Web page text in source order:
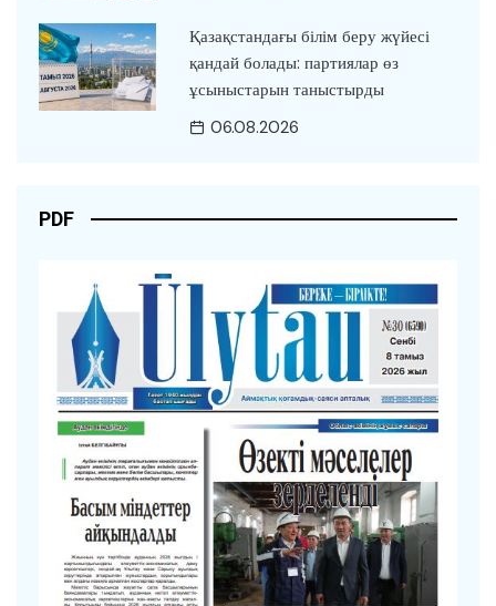
Қазақстандағы білім беру жүйесі
қандай болады: партиялар өз
ұсыныстарын таныстырды
06.08.2026
PDF